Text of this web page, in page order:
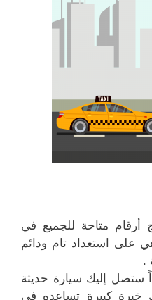
متاحة للجميع في
على استعداد تام ودائم
.
ستصل إليك سيارة حديثة
خبرة كبيرة تساعده في